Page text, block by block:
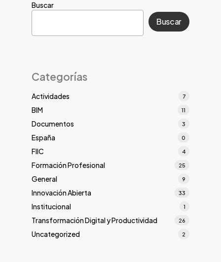
Buscar
Buscar
Categorías
Actividades 7
BIM 11
Documentos 3
España 0
FIIC 4
Formación Profesional 25
General 9
Innovación Abierta 33
Institucional 1
Transformación Digital y Productividad 26
Uncategorized 2